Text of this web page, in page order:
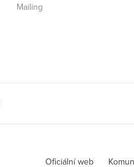
Mailing
Oficiální web